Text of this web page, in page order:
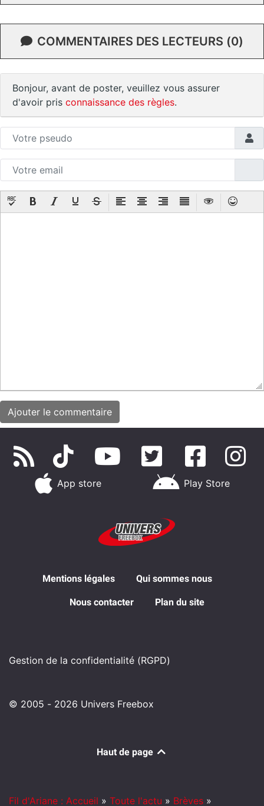
COMMENTAIRES DES LECTEURS (0)
Bonjour, avant de poster, veuillez vous assurer
d'avoir pris connaissance des règles.
App store Play Store
Mentions légales Qui sommes nous
Nous contacter Plan du site
Gestion de la confidentialité (RGPD)
© 2005 - 2026 Univers Freebox
Haut de page
Fil d'Ariane : Accueil » Toute l'actu » Brèves »